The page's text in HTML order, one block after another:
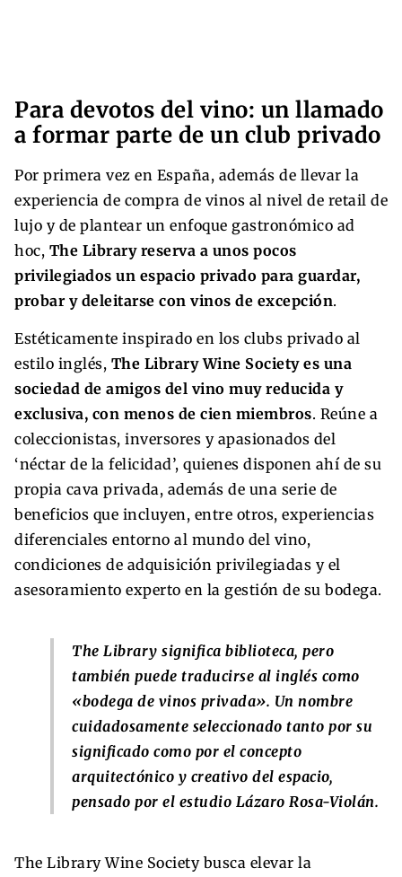
Para devotos del vino: un llamado
a formar parte de un club privado
Por primera vez en España, además de llevar la
experiencia de compra de vinos al nivel de retail de
lujo y de plantear un enfoque gastronómico ad
hoc, The Library reserva a unos pocos
privilegiados un espacio privado para guardar,
probar y deleitarse con vinos de excepción.
Estéticamente inspirado en los clubs privado al
estilo inglés, The Library Wine Society es una
sociedad de amigos del vino muy reducida y
exclusiva, con menos de cien miembros. Reúne a
coleccionistas, inversores y apasionados del
‘néctar de la felicidad’, quienes disponen ahí de su
propia cava privada, además de una serie de
beneficios que incluyen, entre otros, experiencias
diferenciales entorno al mundo del vino,
condiciones de adquisición privilegiadas y el
asesoramiento experto en la gestión de su bodega.
The Library significa biblioteca, pero
también puede traducirse al inglés como
«bodega de vinos privada». Un nombre
cuidadosamente seleccionado tanto por su
significado como por el concepto
arquitectónico y creativo del espacio,
pensado por el estudio Lázaro Rosa-Violán.
The Library Wine Society busca elevar la